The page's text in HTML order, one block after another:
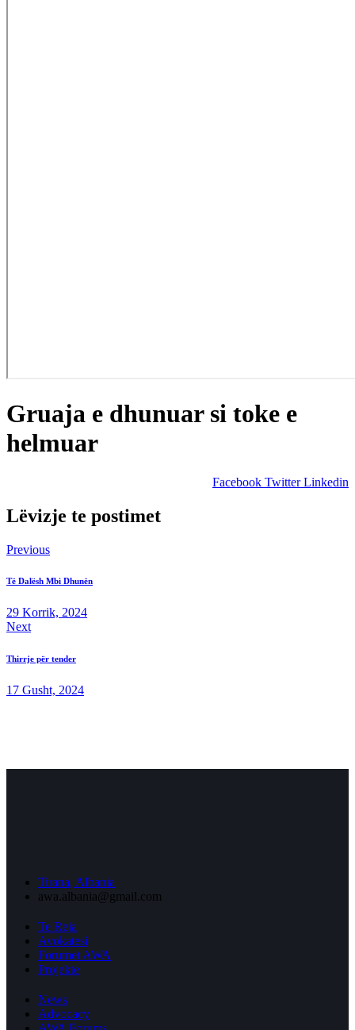
Gruaja e dhunuar si toke e
helmuar
Facebook Twitter Linkedin
Lëvizje te postimet
Previous
Të Dalësh Mbi Dhunën
29 Korrik, 2024
Next
Thirrje për tender
17 Gusht, 2024
Tirana, Albania
awa.albania@gmail.com
Te Reja
Avokatesi
Forumet AWA
Projekte
News
Advocacy